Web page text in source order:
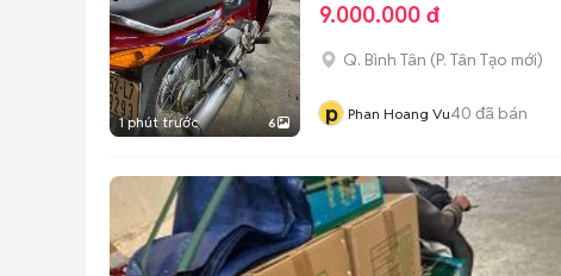
1 phút trước 6
9.000.000 đ
Q. Bình Tân (P. Tân Tạo mới)
p Phan Hoang Vu40 đã bán